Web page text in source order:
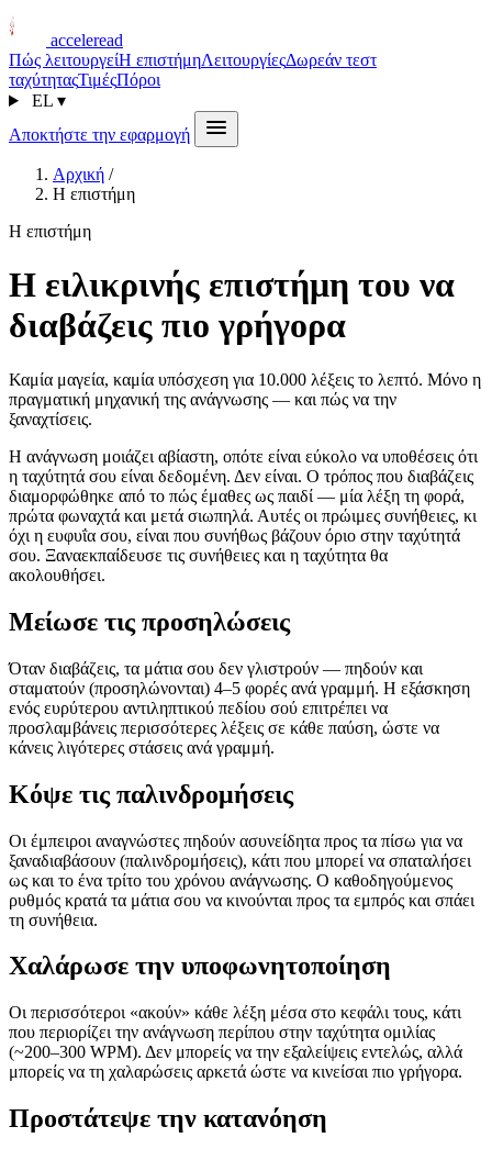
acceleread
Πώς λειτουργείΗ επιστήμηΛειτουργίεςΔωρεάν τεστ
ταχύτηταςΤιμέςΠόροι
EL ▾
Αποκτήστε την εφαρμογή
Αρχική /
Η επιστήμη
Η επιστήμη
Η ειλικρινής επιστήμη του να
διαβάζεις πιο γρήγορα
Καμία μαγεία, καμία υπόσχεση για 10.000 λέξεις το λεπτό. Μόνο η
πραγματική μηχανική της ανάγνωσης — και πώς να την
ξαναχτίσεις.
Η ανάγνωση μοιάζει αβίαστη, οπότε είναι εύκολο να υποθέσεις ότι
η ταχύτητά σου είναι δεδομένη. Δεν είναι. Ο τρόπος που διαβάζεις
διαμορφώθηκε από το πώς έμαθες ως παιδί — μία λέξη τη φορά,
πρώτα φωναχτά και μετά σιωπηλά. Αυτές οι πρώιμες συνήθειες, κι
όχι η ευφυΐα σου, είναι που συνήθως βάζουν όριο στην ταχύτητά
σου. Ξαναεκπαίδευσε τις συνήθειες και η ταχύτητα θα
ακολουθήσει.
Μείωσε τις προσηλώσεις
Όταν διαβάζεις, τα μάτια σου δεν γλιστρούν — πηδούν και
σταματούν (προσηλώνονται) 4–5 φορές ανά γραμμή. Η εξάσκηση
ενός ευρύτερου αντιληπτικού πεδίου σού επιτρέπει να
προσλαμβάνεις περισσότερες λέξεις σε κάθε παύση, ώστε να
κάνεις λιγότερες στάσεις ανά γραμμή.
Κόψε τις παλινδρομήσεις
Οι έμπειροι αναγνώστες πηδούν ασυνείδητα προς τα πίσω για να
ξαναδιαβάσουν (παλινδρομήσεις), κάτι που μπορεί να σπαταλήσει
ως και το ένα τρίτο του χρόνου ανάγνωσης. Ο καθοδηγούμενος
ρυθμός κρατά τα μάτια σου να κινούνται προς τα εμπρός και σπάει
τη συνήθεια.
Χαλάρωσε την υποφωνητοποίηση
Οι περισσότεροι «ακούν» κάθε λέξη μέσα στο κεφάλι τους, κάτι
που περιορίζει την ανάγνωση περίπου στην ταχύτητα ομιλίας
(~200–300 WPM). Δεν μπορείς να την εξαλείψεις εντελώς, αλλά
μπορείς να τη χαλαρώσεις αρκετά ώστε να κινείσαι πιο γρήγορα.
Προστάτεψε την κατανόηση